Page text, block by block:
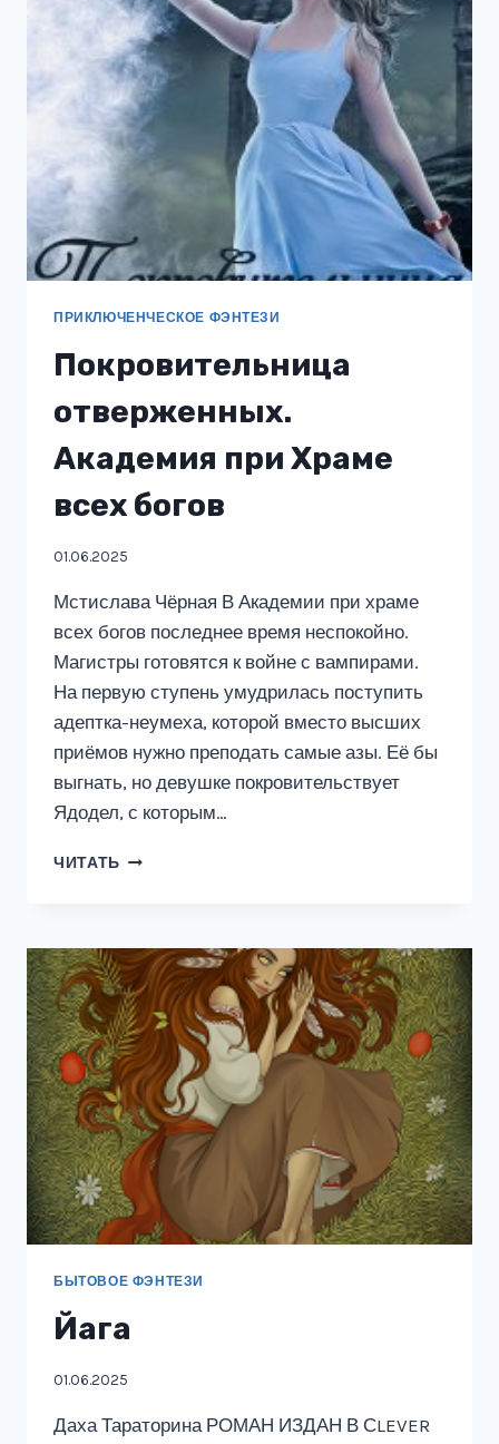
НА
УЧЕБНЫЙ
ГОД
ПРИКЛЮЧЕНЧЕСКОЕ ФЭНТЕЗИ
Покровительница
отверженных.
Академия при Храме
всех богов
01.06.2025
Мстислава Чёрная В Академии при храме
всех богов последнее время неспокойно.
Магистры готовятся к войне с вампирами.
На первую ступень умудрилась поступить
адептка-неумеха, которой вместо высших
приёмов нужно преподать самые азы. Её бы
выгнать, но девушке покровительствует
Ядодел, с которым…
ЧИТАТЬ ПОКРОВИТЕЛЬНИЦА
ХРАМЕ
ВСЕХ
БОГОВ
БЫТОВОЕ ФЭНТЕЗИ
Йага
01.06.2025
Даха Тараторина РОМАН ИЗДАН В СLEVER